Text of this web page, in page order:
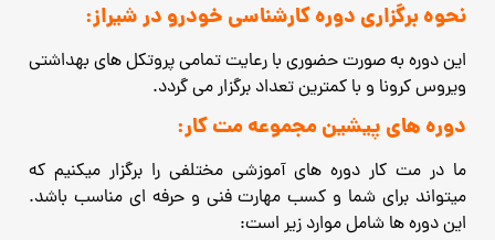
نحوه برگزاری دوره کارشناسی خودرو در شیراز:
این دوره به صورت حضوری با رعایت تمامی پروتکل های بهداشتی
ویروس کرونا و با کمترین تعداد برگزار می گردد.
دوره های پیشین مجموعه مت کار:
ما در مت کار دوره های آموزشی مختلفی را برگزار میکنیم که
میتواند برای شما و کسب مهارت فنی و حرفه ای مناسب باشد.
این دوره ها شامل موارد زیر است: